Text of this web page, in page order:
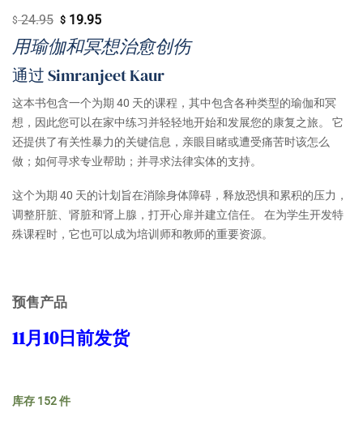
$24.95 原
价
为：
$ 24.95。
$19.95当
前
价
格
为：
$ 19.95。
用瑜伽和冥想治愈创伤
通过 Simranjeet Kaur
这本书包含一个为期 40 天的课程，其中包含各种类型的瑜伽和冥
想，因此您可以在家中练习并轻轻地开始和发展您的康复之旅。 它
还提供了有关性暴力的关键信息，亲眼目睹或遭受痛苦时该怎么
做；如何寻求专业帮助；并寻求法律实体的支持。
这个为期 40 天的计划旨在消除身体障碍，释放恐惧和累积的压力，
调整肝脏、肾脏和肾上腺，打开心扉并建立信任。 在为学生开发特
殊课程时，它也可以成为培训师和教师的重要资源。
预售产品
11月10日前发货
库存 152 件